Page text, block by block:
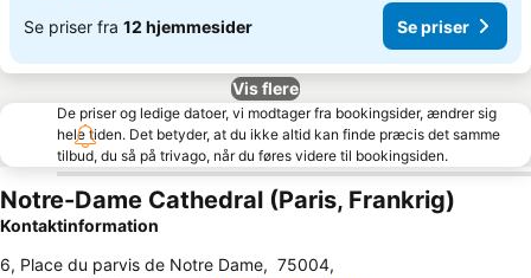
Se priser fra 12 hjemmesider Se priser
Vis flere
De priser og ledige datoer, vi modtager fra bookingsider, ændrer sig
hele tiden. Det betyder, at du ikke altid kan finde præcis det samme
tilbud, du så på trivago, når du føres videre til bookingsiden.
Notre-Dame Cathedral (Paris, Frankrig)
Kontaktinformation
6, Place du parvis de Notre Dame, 75004,